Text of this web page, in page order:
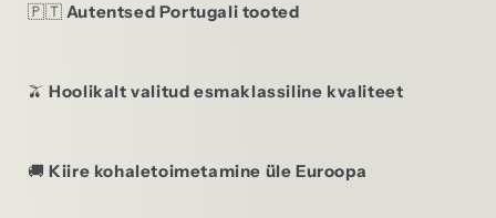
🇵🇹 Autentsed Portugali tooted
🫒Hoolikalt valitud esmaklassiline kvaliteet
🚚Kiire kohaletoimetamine üle Euroopa
soovinimekirja ja vaadata oma eelnevalt